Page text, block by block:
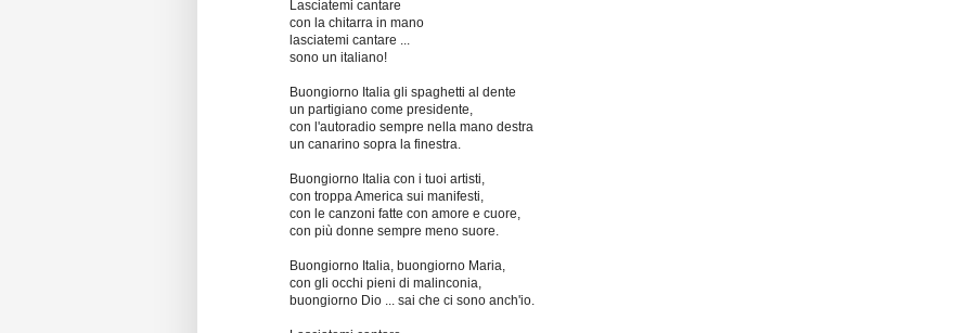
Lasciatemi cantare
con la chitarra in mano
lasciatemi cantare ...
sono un italiano!
Buongiorno Italia gli spaghetti al dente
un partigiano come presidente,
con l'autoradio sempre nella mano destra
un canarino sopra la finestra.
Buongiorno Italia con i tuoi artisti,
con troppa America sui manifesti,
con le canzoni fatte con amore e cuore,
con più donne sempre meno suore.
Buongiorno Italia, buongiorno Maria,
con gli occhi pieni di malinconia,
buongiorno Dio ... sai che ci sono anch'io.